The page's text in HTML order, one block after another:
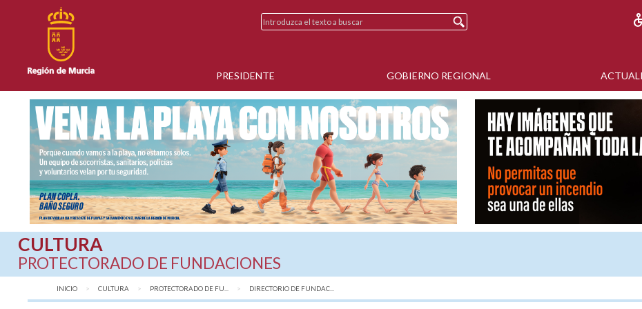
PRESIDENTE GOBIERNO REGIONAL
CULTURA
PROTECTORADO DE FUNDACIONES
INICIO CULTURA PROTECTORADO DE FU... AQUÍ:
DIRECTORIO DE FUNDAC...